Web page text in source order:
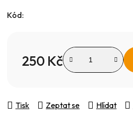
Kód:
250 Kč
Tisk Zeptat se Hlídat